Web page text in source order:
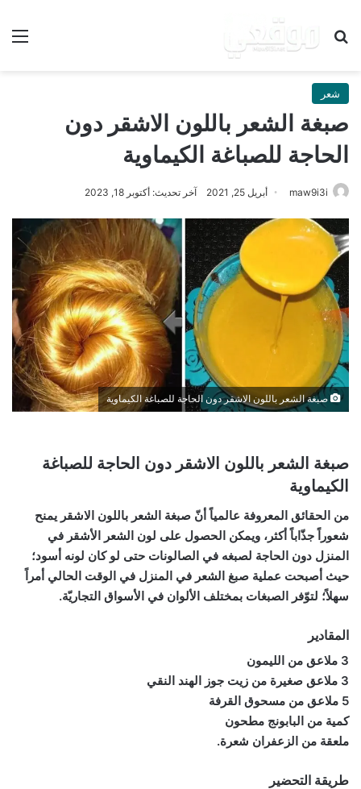
بحث عن
شعر
صبغة الشعر باللون الاشقر دون
الحاجة للصباغة الكيماوية
maw9i3i أبريل 25, 2021 آخر تحديث: أكتوبر 18, 2023
صبغة الشعر باللون الاشقر دون الحاجة للصباغة الكيماوية
صبغة الشعر باللون الاشقر دون الحاجة للصباغة
الكيماوية
من الحقائق المعروفة عالمياً أنّ صبغة الشعر باللون الاشقر يمنح
شعوراً جذّاباً أكثر، ويمكن الحصول على لون الشعر الأشقر في
المنزل دون الحاجة لصبغه في الصالونات حتى لو كان لونه أسود؛
حيث أصبحت عملية صبغ الشعر في المنزل في الوقت الحالي أمراً
سهلاً؛ لتوّفر الصبغات بمختلف الألوان في الأسواق التجاريّة.
المقادير
3 ملاعق من الليمون
3 ملاعق صغيرة من زيت جوز الهند النقي
5 ملاعق من مسحوق القرفة
كمية من البابونج مطحون
ملعقة من الزعفران شعرة.
طريقة التحضير